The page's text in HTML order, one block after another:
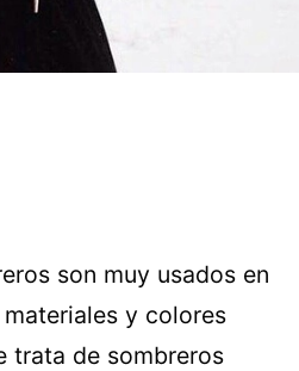
son muy usados en
y colores
trata de sombreros